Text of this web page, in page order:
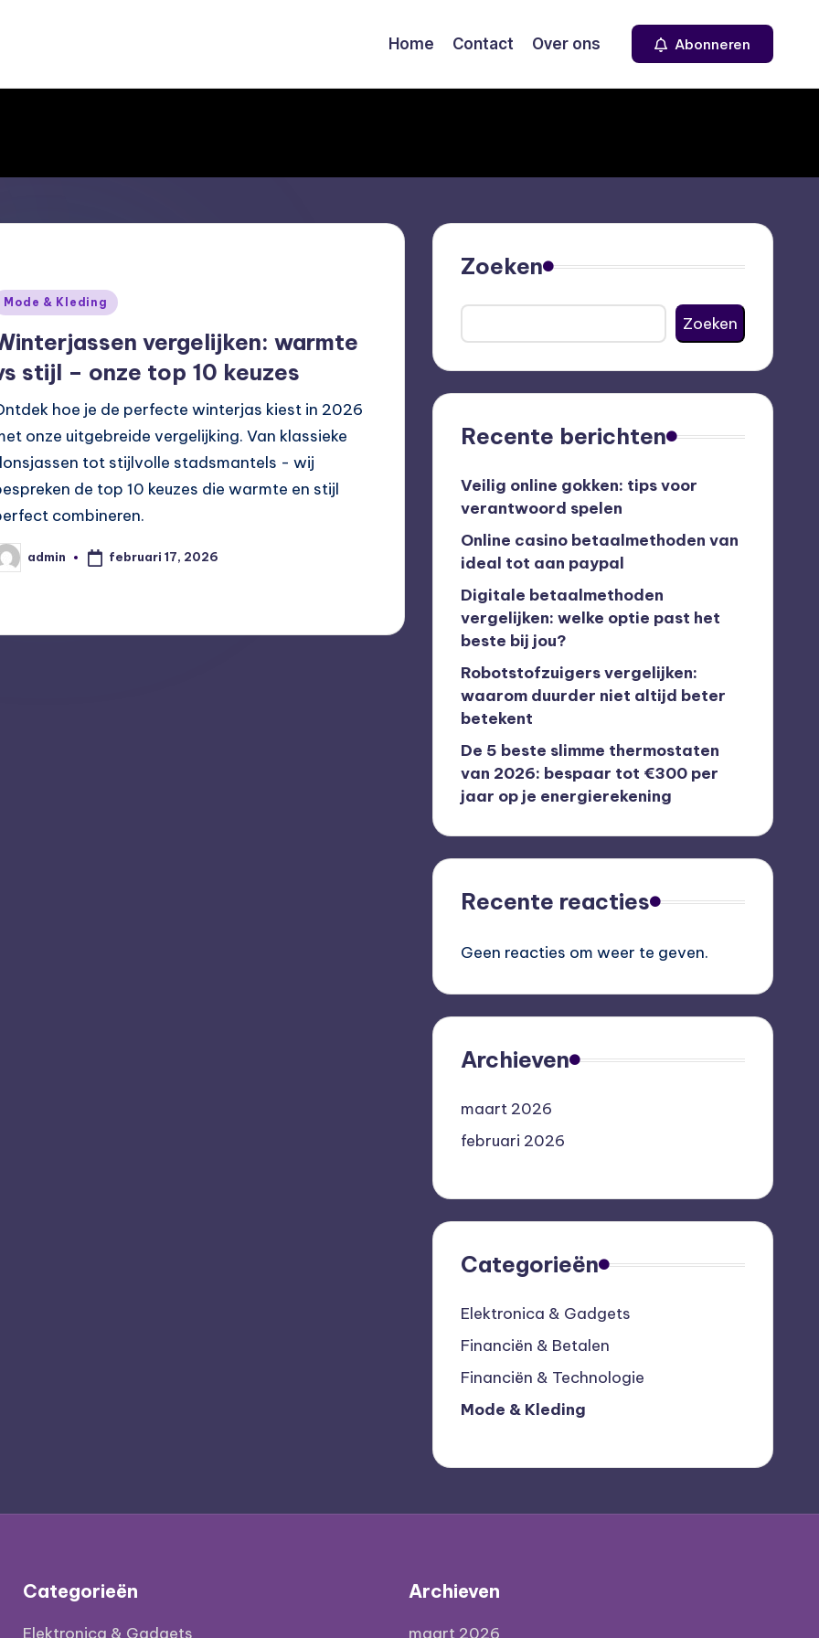
Home Contact Over ons Abonneren
Mode & Kleding
vergelijken: warmte
stijl – onze top 10 keuzes
hoe je de perfecte winterjas kiest in 2026
onze uitgebreide vergelijking. Van klassieke
tot stijlvolle stadsmantels - wij
de top 10 keuzes die warmte en stijl
combineren.
admin februari 17, 2026
Zoeken
Zoeken
Recente berichten
Veilig online gokken: tips voor
verantwoord spelen
Online casino betaalmethoden van
ideal tot aan paypal
Digitale betaalmethoden
vergelijken: welke optie past het
beste bij jou?
Robotstofzuigers vergelijken:
waarom duurder niet altijd beter
betekent
De 5 beste slimme thermostaten
van 2026: bespaar tot €300 per
jaar op je energierekening
Recente reacties
Geen reacties om weer te geven.
Archieven
maart 2026
februari 2026
Categorieën
Elektronica & Gadgets
Financiën & Betalen
Financiën & Technologie
Mode & Kleding
Categorieën
Elektronica & Gadgets
Archieven
maart 2026